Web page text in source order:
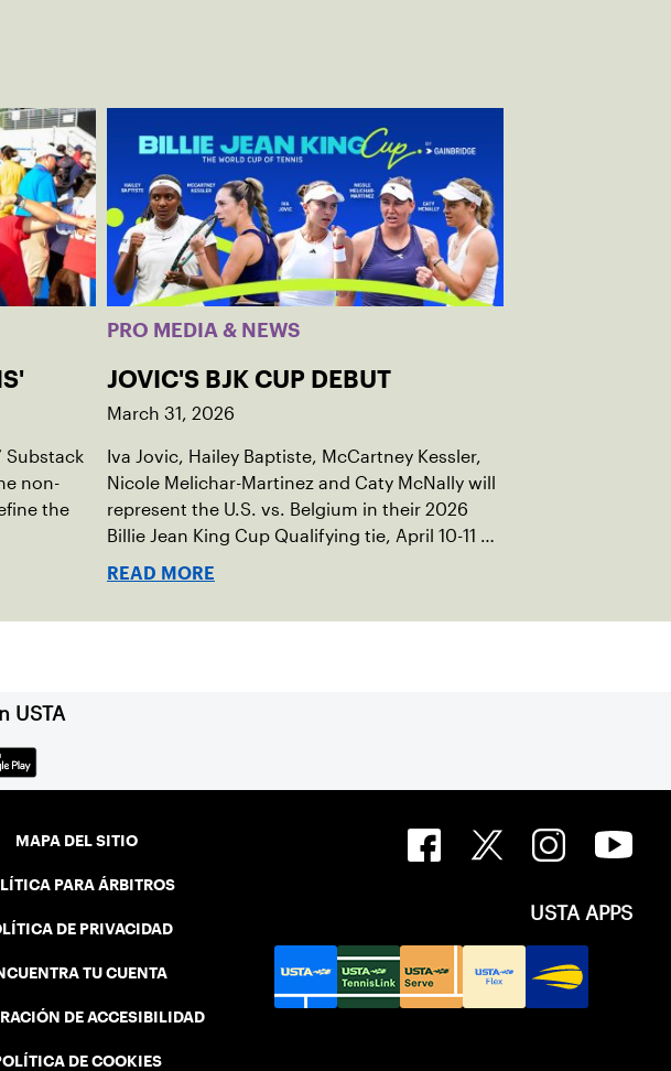
Substack
non-
the
PRO MEDIA & NEWS
JOVIC'S BJK CUP DEBUT
March 31, 2026
Iva Jovic, Hailey Baptiste, McCartney Kessler,
Nicole Melichar-Martinez and Caty McNally will
represent the U.S. vs. Belgium in their 2026
Billie Jean King Cup Qualifying tie, April 10-11 on
indoor red clay in Ostend, Belgium.
READ MORE
USTA
MAPA DEL SITIO
PARA ÁRBITROS
DE PRIVACIDAD
TU CUENTA
DE ACCESIBILIDAD
DE COOKIES
USTA APPS